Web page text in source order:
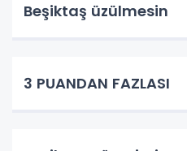
Beşiktaş üzülmesin
3 PUANDAN FAZLASI